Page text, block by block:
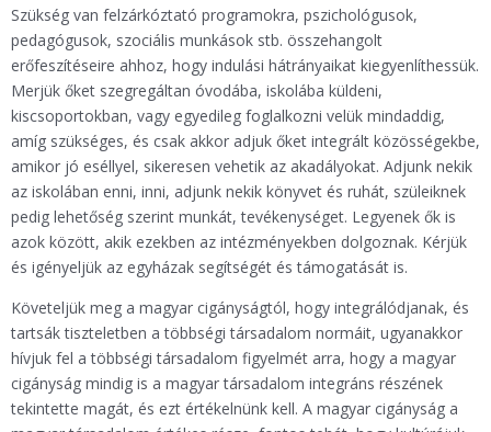
Szükség van felzárkóztató programokra, pszichológusok,
pedagógusok, szociális munkások stb. összehangolt
erőfeszítéseire ahhoz, hogy indulási hátrányaikat kiegyenlíthessük.
Merjük őket szegregáltan óvodába, iskolába küldeni,
kiscsoportokban, vagy egyedileg foglalkozni velük mindaddig,
amíg szükséges, és csak akkor adjuk őket integrált közösségekbe,
amikor jó eséllyel, sikeresen vehetik az akadályokat. Adjunk nekik
az iskolában enni, inni, adjunk nekik könyvet és ruhát, szüleiknek
pedig lehetőség szerint munkát, tevékenységet. Legyenek ők is
azok között, akik ezekben az intézményekben dolgoznak. Kérjük
és igényeljük az egyházak segítségét és támogatását is.
Követeljük meg a magyar cigányságtól, hogy integrálódjanak, és
tartsák tiszteletben a többségi társadalom normáit, ugyanakkor
hívjuk fel a többségi társadalom figyelmét arra, hogy a magyar
cigányság mindig is a magyar társadalom integráns részének
tekintette magát, és ezt értékelnünk kell. A magyar cigányság a